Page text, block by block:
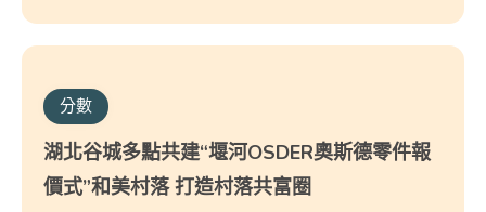
分數
湖北谷城多點共建“堰河OSDER奧斯德零件報
價式”和美村落 打造村落共富圈